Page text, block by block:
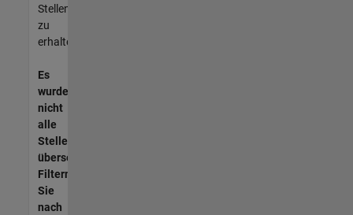
Stellenangeboten
zu
erhalten.
Es
wurden
nicht
alle
Stellen
übersetzt.
Filtern
Sie
nach